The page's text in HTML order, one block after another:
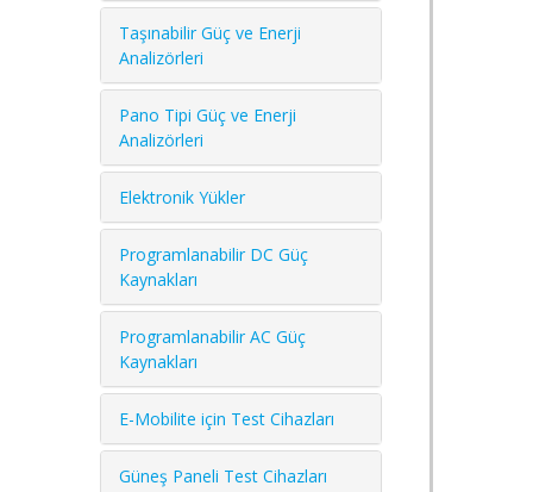
Taşınabilir Güç ve Enerji
Analizörleri
Pano Tipi Güç ve Enerji
Analizörleri
Elektronik Yükler
Programlanabilir DC Güç
Kaynakları
Programlanabilir AC Güç
Kaynakları
E-Mobilite için Test Cihazları
Güneş Paneli Test Cihazları